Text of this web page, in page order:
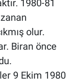
1980-81
olur.
Biran önce
9 Ekim 1980